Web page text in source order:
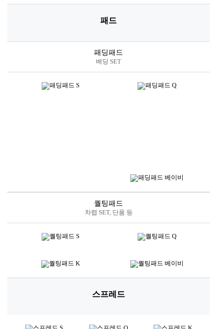
패드
패딩패드
베딩 SET
퀄팅패드
차렵 SET, 단품 등
스프레드